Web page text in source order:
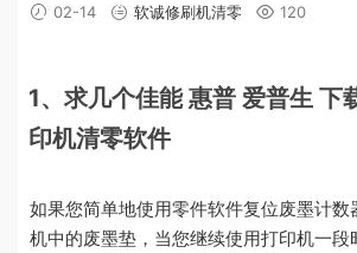
02-14 软诚修刷机清零 120
1、求几个佳能 惠普 爱普生 下
印机清零软件
如果您简单地使用零件软件复位废墨计数
机中的废墨垫，当您继续使用打印机一段